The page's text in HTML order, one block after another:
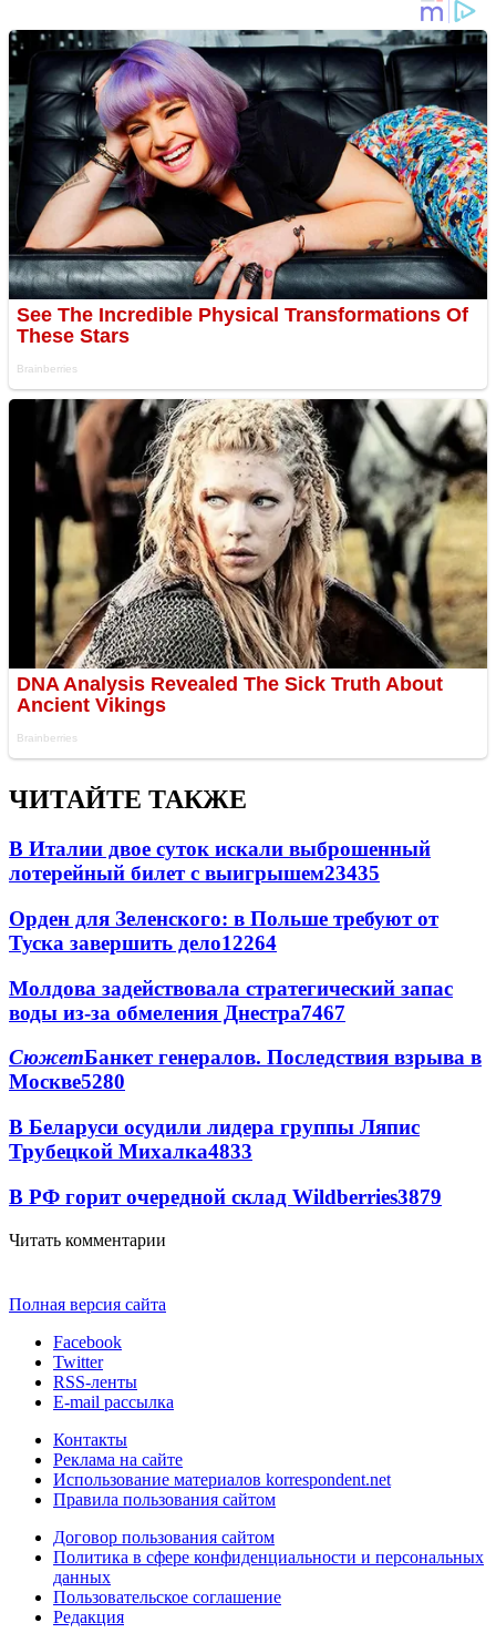
ЧИТАЙТЕ ТАКЖЕ
В Италии двое суток искали выброшенный
лотерейный билет с выигрышем23435
Орден для Зеленского: в Польше требуют от
Туска завершить дело12264
Молдова задействовала стратегический запас
воды из-за обмеления Днестра7467
СюжетБанкет генералов. Последствия взрыва в
Москве5280
В Беларуси осудили лидера группы Ляпис
Трубецкой Михалка4833
В РФ горит очередной склад Wildberries3879
Читать комментарии
Полная версия сайта
Facebook
Twitter
RSS-ленты
E-mail рассылка
Контакты
Реклама на сайте
Использование материалов korrespondent.net
Правила пользования сайтом
Договор пользования сайтом
Политика в сфере конфиденциальности и персональных
данных
Пользовательское соглашение
Редакция